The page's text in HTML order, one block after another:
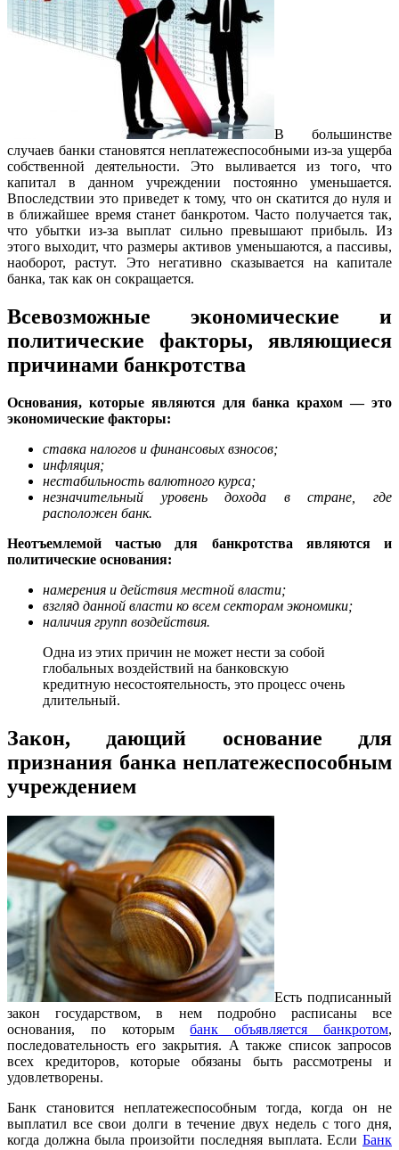
В большинстве
случаев банки становятся неплатежеспособными из-за ущерба
собственной деятельности. Это выливается из того, что
капитал в данном учреждении постоянно уменьшается.
Впоследствии это приведет к тому, что он скатится до нуля и
в ближайшее время станет банкротом. Часто получается так,
что убытки из-за выплат сильно превышают прибыль. Из
этого выходит, что размеры активов уменьшаются, а пассивы,
наоборот, растут. Это негативно сказывается на капитале
банка, так как он сокращается.
Всевозможные экономические и
политические факторы, являющиеся
причинами банкротства
Основания, которые являются для банка крахом — это
экономические факторы:
ставка налогов и финансовых взносов;
инфляция;
нестабильность валютного курса;
незначительный уровень дохода в стране, где
расположен банк.
Неотъемлемой частью для банкротства являются и
политические основания:
намерения и действия местной власти;
взгляд данной власти ко всем секторам экономики;
наличия групп воздействия.
Одна из этих причин не может нести за собой
глобальных воздействий на банковскую
кредитную несостоятельность, это процесс очень
длительный.
Закон, дающий основание для
признания банка неплатежеспособным
учреждением
Есть подписанный
закон государством, в нем подробно расписаны все
основания, по которымбанк объявляется банкротом,
последовательность его закрытия. А также список запросов
всех кредиторов, которые обязаны быть рассмотрены и
удовлетворены.
Банк становится неплатежеспособным тогда, когда он не
выплатил все свои долги в течение двух недель с того дня,
когда должна была произойти последняя выплата. Если Банк